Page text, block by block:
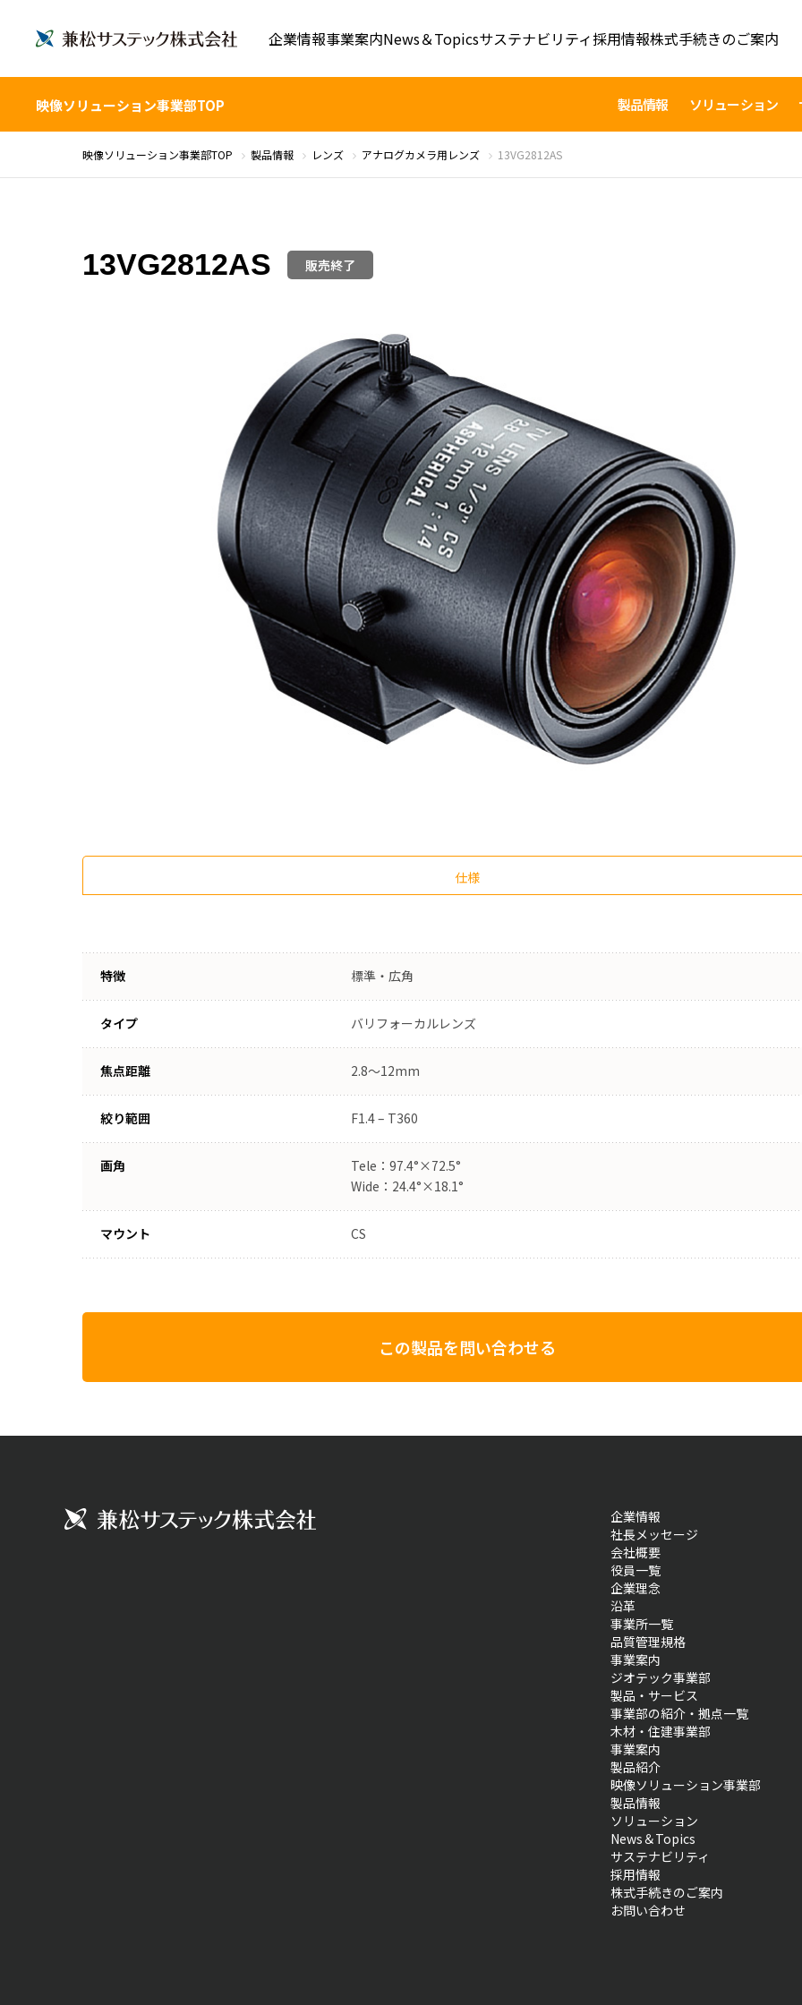
企業情報事業案内News＆Topicsサステナビリティ採用情報株式手続きのご案内
映像ソリューション事業部TOP 製品情報 ソリューション
映像ソリューション事業部TOP 製品情報 レンズ アナログカメラ用レンズ 13VG2812AS
13VG2812AS 販売終了
仕様
特徴 標準・広角
タイプ バリフォーカルレンズ
焦点距離 2.8～12mm
絞り範囲 F1.4 – T360
画角
Tele：97.4°×72.5°
Wide：24.4°×18.1°
マウント CS
この製品を問い合わせる
企業情報
社長メッセージ
会社概要
役員一覧
企業理念
沿革
事業所一覧
品質管理規格
事業案内
ジオテック事業部
製品・サービス
事業部の紹介・拠点一覧
木材・住建事業部
事業案内
製品紹介
映像ソリューション事業部
製品情報
ソリューション
News＆Topics
サステナビリティ
採用情報
株式手続きのご案内
お問い合わせ